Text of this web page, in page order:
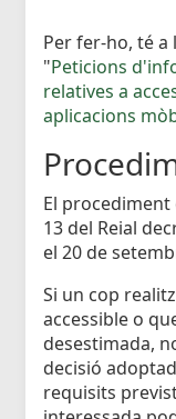
Per fer-ho, té
"Peticions
relatives a
aplicacions
El
13 del Reial
el 20 de
Si un cop
accessible o
desestimada,
decisió
requisits